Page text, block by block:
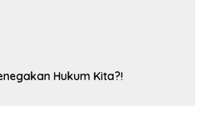
Hukum Kita?!